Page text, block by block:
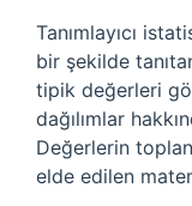
Tanımlayıcı
bir şekilde
tipik değerleri
dağılımlar
Değerlerin
elde edilen